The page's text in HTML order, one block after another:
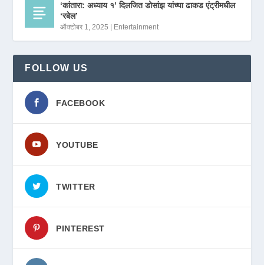
‘कांतारा: अध्याय १’ दिलजित डोसांझ यांच्या ढाकड एंट्रीमधील
‘रबेल’
ऑक्टोबर 1, 2025 Entertainment
FOLLOW US
FACEBOOK
YOUTUBE
TWITTER
PINTEREST